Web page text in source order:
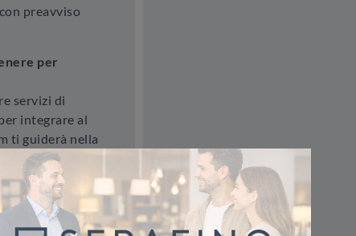
preavviso
per
servizi di
integrare al
ti guiderà nella
per
di